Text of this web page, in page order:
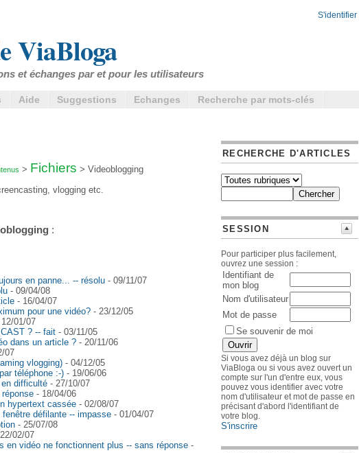
S'identifier
ViaBloga
et échanges par et pour les utilisateurs
Aide Suggestions Echanges Recherche par mots-clés
> Fichiers > Videoblogging
vlogging etc.
:
en panne... -- résolu - 09/11/07
- 09/04/08
- 16/04/07
pour une vidéo? - 23/12/05
01/07
? -- fait - 03/11/05
dans un article ? - 20/11/06
07
vlogging) - 04/12/05
téléphone :-) - 19/06/06
difficulté - 27/10/07
- 18/04/06
hypertext cassée - 02/08/07
fenêtre défilante -- impasse - 01/04/07
- 25/07/08
02/07
en vidéo ne fonctionnent plus -- sans réponse -
RECHERCHE D'ARTICLES
SESSION
Pour participer plus facilement,
ouvrez une session :
Identifiant de
mon blog
Nom d'utilisateur
Mot de passe
Se souvenir de moi
Si vous avez déjà un blog sur
ViaBloga ou si vous avez ouvert un
compte sur l'un d'entre eux, vous
pouvez vous identifier avec votre
nom d'utilisateur et mot de passe en
précisant d'abord l'identifiant de
votre blog.
S'inscrire